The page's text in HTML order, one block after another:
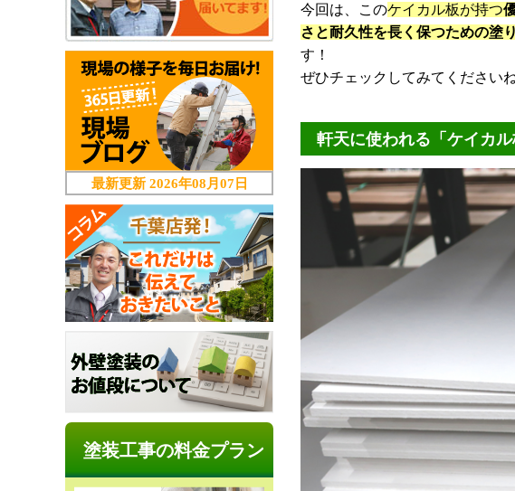
今回は、このケイカル板が持つ
さと耐久性を長く保つための塗
す！
ぜひチェックしてみてください
軒天に使われる「ケイカ
最新更新 2026年08月07日
塗装工事の料金プラン